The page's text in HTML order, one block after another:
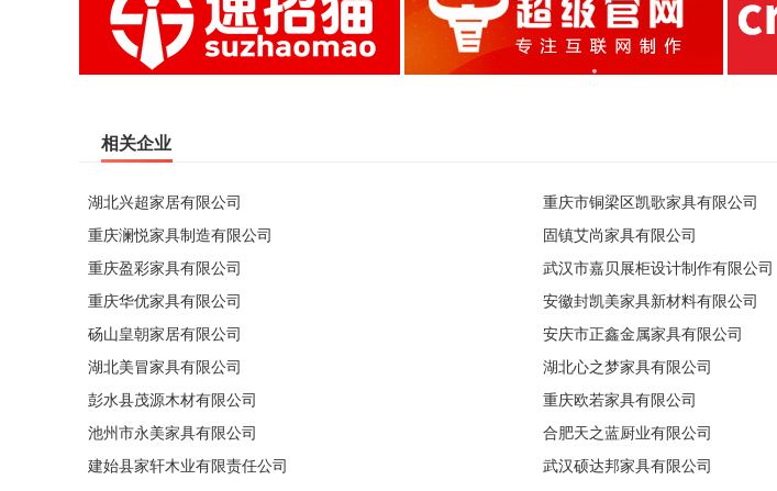
相关企业
湖北兴超家居有限公司
重庆澜悦家具制造有限公司
重庆盈彩家具有限公司
重庆华优家具有限公司
砀山皇朝家居有限公司
湖北美冒家具有限公司
彭水县茂源木材有限公司
池州市永美家具有限公司
建始县家轩木业有限责任公司
重庆市铜梁区凯歌家具有限公司
固镇艾尚家具有限公司
武汉市嘉贝展柜设计制作有限公司
安徽封凯美家具新材料有限公司
安庆市正鑫金属家具有限公司
湖北心之梦家具有限公司
重庆欧若家具有限公司
合肥天之蓝厨业有限公司
武汉硕达邦家具有限公司